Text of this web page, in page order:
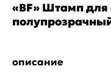
«BF» Штамп для
описание